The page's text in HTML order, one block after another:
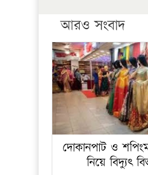
আরও সংবাদ
দোকানপাট ও
নিয়ে বিদ্যুৎ